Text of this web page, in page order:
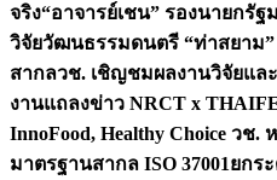
จริง“อาจารย์เชน” รองนายกรั
วิจัยวัฒนธรรมดนตรี “ท่าสยาม
สากลวช. เชิญชมผลงานวิจัยแ
งานแถลงข่าว NRCT x
InnoFood, Healthy Choice วช.
มาตรฐานสากล ISO 37001ยก